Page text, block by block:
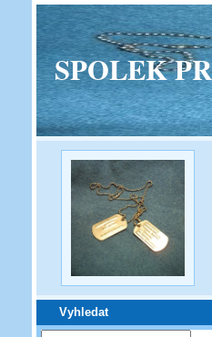
SPOLEK
Vyhledat